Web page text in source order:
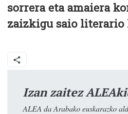
sorrera eta amaiera
zaizkigu saio literario
Izan zaitez
ALEA da Arabako euskarazko